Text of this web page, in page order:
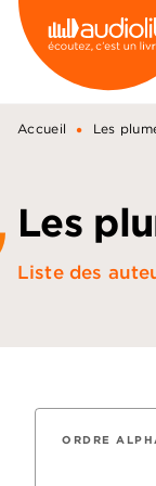
MENU
PIED DE PAGE
Accueil • Les
Les
Liste des
ORDRE